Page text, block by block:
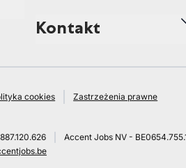
Kontakt
cookies
Zastrzeżenia prawne
Accent Jobs NV -